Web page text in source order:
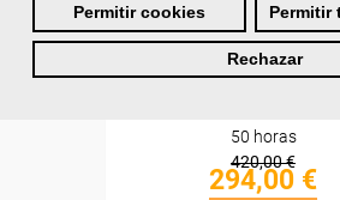
Permitir cookies Permitir
Rechazar
Pack My Ardor
nivel
50 horas
420,00 €
294,00 €